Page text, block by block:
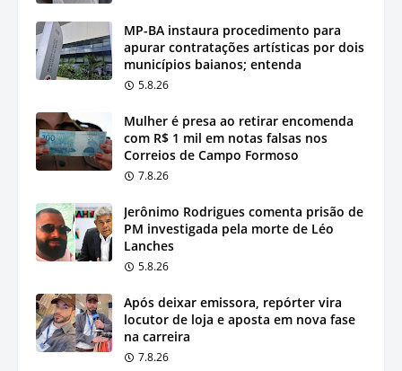
MP-BA instaura procedimento para
apurar contratações artísticas por dois
municípios baianos; entenda
5.8.26
Mulher é presa ao retirar encomenda
com R$ 1 mil em notas falsas nos
Correios de Campo Formoso
7.8.26
Jerônimo Rodrigues comenta prisão de
PM investigada pela morte de Léo
Lanches
5.8.26
Após deixar emissora, repórter vira
locutor de loja e aposta em nova fase
na carreira
7.8.26